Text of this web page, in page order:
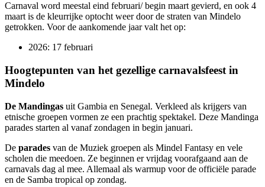
Carnaval word meestal eind februari/ begin maart gevierd, en ook 4
maart is de kleurrijke optocht weer door de straten van Mindelo
getrokken. Voor de aankomende jaar valt het op:
2026: 17 februari
Hoogtepunten van het gezellige carnavalsfeest in
Mindelo
De Mandingas uit Gambia en Senegal. Verkleed als krijgers van
etnische groepen vormen ze een prachtig spektakel. Deze Mandinga
parades starten al vanaf zondagen in begin januari.
De parades van de Muziek groepen als Mindel Fantasy en vele
scholen die meedoen. Ze beginnen er vrijdag voorafgaand aan de
carnavals dag al mee. Allemaal als warmup voor de officiële parade
en de Samba tropical op zondag.